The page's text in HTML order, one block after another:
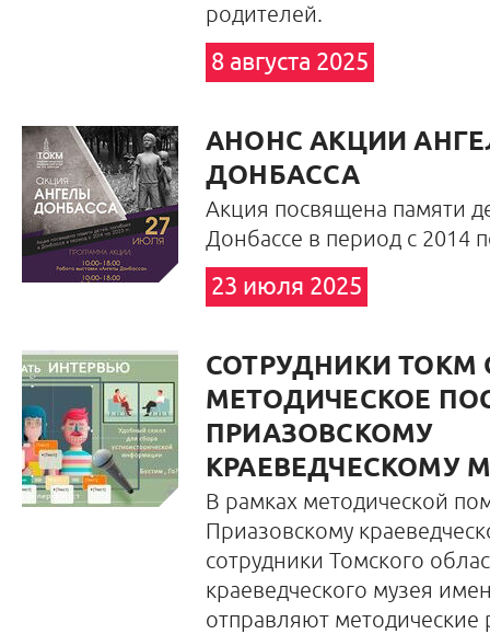
родителей.
8 августа 2025
АНОНС АКЦИИ
ДОНБАССА
Акция посвящена памяти
Донбассе в период с 2014
23 июля 2025
СОТРУДНИКИ ТОКМ
МЕТОДИЧЕСКОЕ
ПРИАЗОВСКОМУ
КРАЕВЕДЧЕСКОМУ
В рамках методической
Приазовскому
сотрудники Томского
краеведческого музея
отправляют